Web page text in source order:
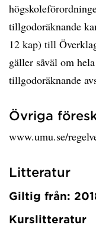
tillgodoräknande
12 kap) till
gäller såväl om
tillgodoräknande
Övriga
www.umu.se/
Litteratur
Giltig från:
Kurslitteratur